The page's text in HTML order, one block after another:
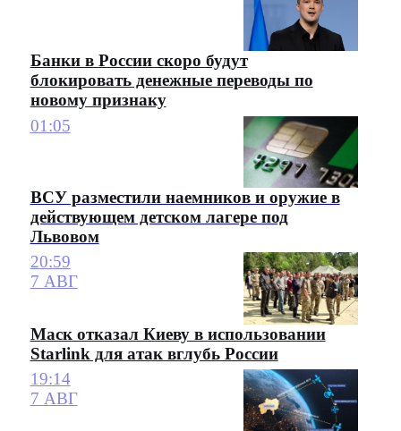
Банки в России скоро будут
блокировать денежные переводы по
новому признаку
01:05
ВСУ разместили наемников и оружие в
действующем детском лагере под
Львовом
20:59
7 АВГ
Маск отказал Киеву в использовании
Starlink для атак вглубь России
19:14
7 АВГ